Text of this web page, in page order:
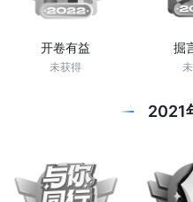
开卷有益
未获得
掘
2021